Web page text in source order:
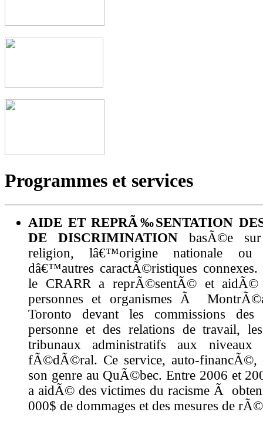
Programmes et services
AIDE ET REPRÃ‰SENTATION
DE DISCRIMINATION basÃ©e
religion, lâ€™origine nationale ou
dâ€™autres caractÃ©ristiques
le CRARR a reprÃ©sentÃ© et
personnes et organismes Ã
Toronto devant les commissions
personne et des relations de travail,
tribunaux administratifs aux niveaux
fÃ©dÃ©ral. Ce service, auto-financÃ©,
son genre au QuÃ©bec. Entre 2006 et
a aidÃ© des victimes du racisme Ã
000$ de dommages et des mesures de